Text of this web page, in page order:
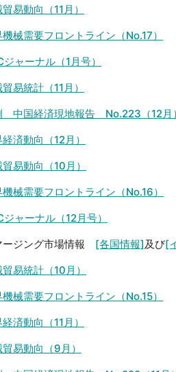
易動向（11月）
械需要フロントライン（No.17）
ャーナル（1月号）
易統計（11月）
中国経済現地報告 No.223（12月
済動向（12月）
易動向（10月）
械需要フロントライン（No.16）
ャーナル（12月号）
ージング市場情報 [各国情報]及び[
易統計（10月）
械需要フロントライン（No.15）
済動向（11月）
易動向（9月）